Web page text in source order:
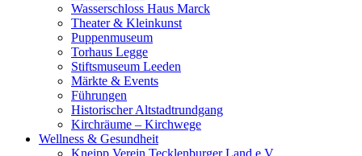
Wasserschloss Haus Marck
Theater & Kleinkunst
Puppenmuseum
Torhaus Legge
Stiftsmuseum Leeden
Märkte & Events
Führungen
Historischer Altstadtrundgang
Kirchräume – Kirchwege
Wellness & Gesundheit
Kneipp Verein Tecklenburger Land e.V.